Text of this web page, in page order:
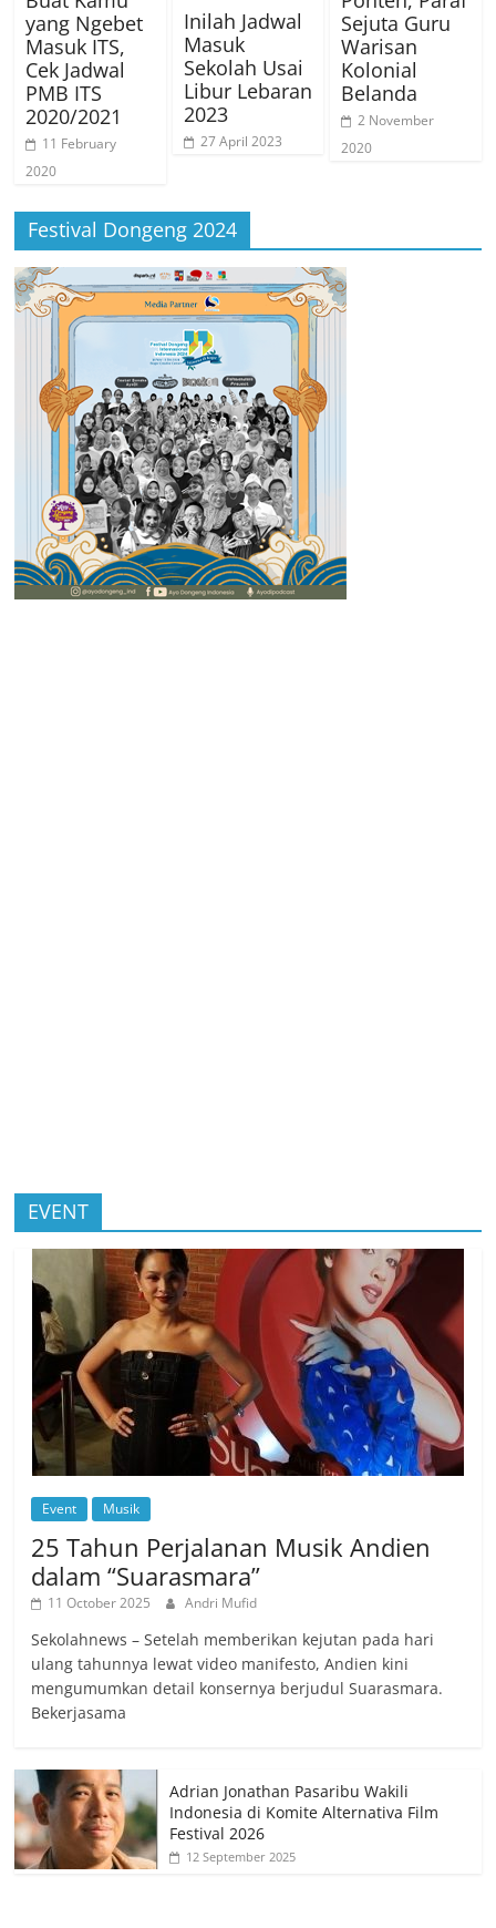
yang Ngebet
Masuk ITS,
Cek Jadwal
PMB ITS
2020/2021
11 February
2020
Inilah Jadwal
Masuk
Sekolah Usai
Libur Lebaran
2023
27 April 2023
Sejuta Guru
Warisan
Kolonial
Belanda
2 November
2020
Festival Dongeng 2024
EVENT
Event Musik
25 Tahun Perjalanan Musik Andien
dalam “Suarasmara”
11 October 2025 Andri Mufid
Sekolahnews – Setelah memberikan kejutan pada hari
ulang tahunnya lewat video manifesto, Andien kini
mengumumkan detail konsernya berjudul Suarasmara.
Bekerjasama
Adrian Jonathan Pasaribu Wakili
Indonesia di Komite Alternativa Film
Festival 2026
12 September 2025